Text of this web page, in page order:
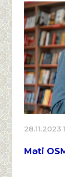
28.11.2023
Məti